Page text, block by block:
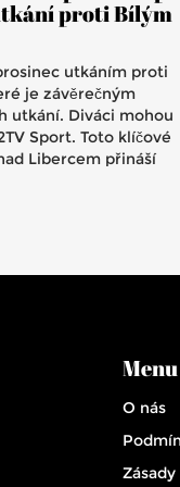
proti Bílým
utkáním proti
je závěrečným
utkání. Diváci mohou
Sport. Toto klíčové
Libercem přináší
Menu
O nás